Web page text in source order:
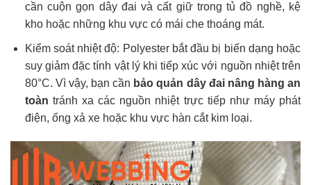
cần cuộn gọn dây đai và cất giữ trong tủ đồ nghề, kệ
kho hoặc những khu vực có mái che thoáng mát.
Kiểm soát nhiệt độ: Polyester bắt đầu bị biến dạng hoặc
suy giảm đặc tính vật lý khi tiếp xúc với nguồn nhiệt trên
80°C. Vì vậy, bạn cần bảo quản dây đai nâng hàng an
toàn tránh xa các nguồn nhiệt trực tiếp như máy phát
điện, ống xả xe hoặc khu vực hàn cắt kim loại.